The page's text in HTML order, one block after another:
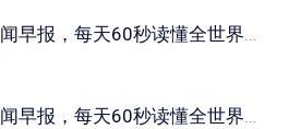
04月25日新闻早报，每天60秒读懂全世界！
04月23日新闻早报，每天60秒读懂全世界！